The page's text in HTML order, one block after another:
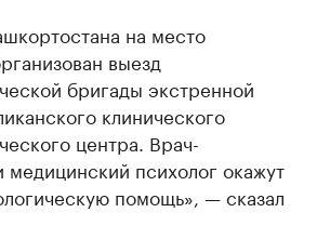
на место
выезд
бригады экстренной
клинического
центра. Врач-
медицинский психолог окажут
помощь», — сказал